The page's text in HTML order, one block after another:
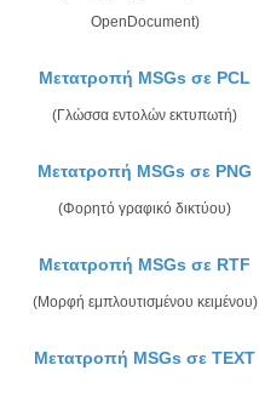
OpenDocument)
Μετατροπή MSGs σε PCL
(Γλώσσα εντολών εκτυπωτή)
Μετατροπή MSGs σε PNG
(Φορητό γραφικό δικτύου)
Μετατροπή MSGs σε RTF
(Μορφή εμπλουτισμένου κειμένου)
Μετατροπή MSGs σε TEXT